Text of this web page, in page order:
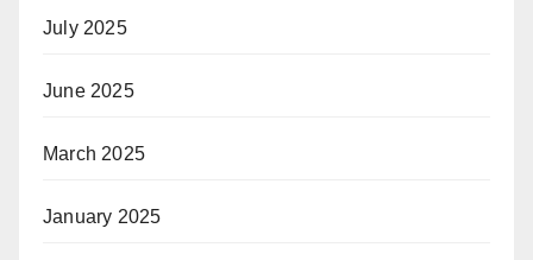
July 2025
June 2025
March 2025
January 2025